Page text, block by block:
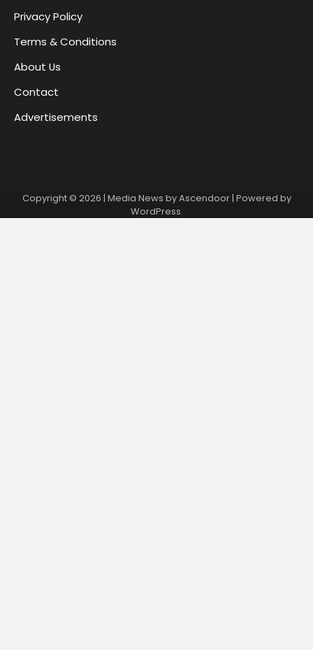
Privacy Policy
Terms & Conditions
About Us
Contact
Advertisements
Copyright © 2026 | Media News byAscendoor| Powered by
WordPress.